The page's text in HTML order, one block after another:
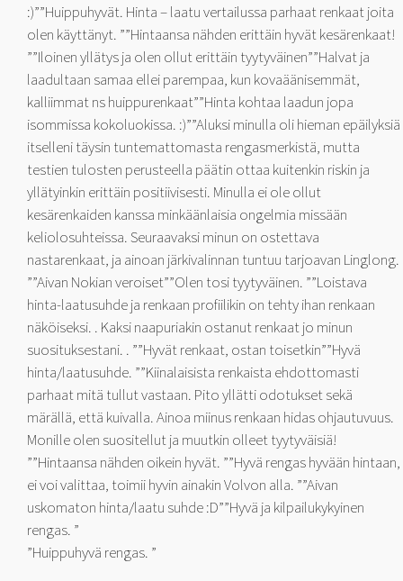
:)””Huippuhyvät. Hinta – laatu vertailussa parhaat renkaat joita
olen käyttänyt. ””Hintaansa nähden erittäin hyvät kesärenkaat!
””Iloinen yllätys ja olen ollut erittäin tyytyväinen””Halvat ja
laadultaan samaa ellei parempaa, kun kovaäänisemmät,
kalliimmat ns huippurenkaat””Hinta kohtaa laadun jopa
isommissa kokoluokissa. :)””Aluksi minulla oli hieman epäilyksiä
itselleni täysin tuntemattomasta rengasmerkistä, mutta
testien tulosten perusteella päätin ottaa kuitenkin riskin ja
yllätyinkin erittäin positiivisesti. Minulla ei ole ollut
kesärenkaiden kanssa minkäänlaisia ongelmia missään
keliolosuhteissa. Seuraavaksi minun on ostettava
nastarenkaat, ja ainoan järkivalinnan tuntuu tarjoavan Linglong.
””Aivan Nokian veroiset””Olen tosi tyytyväinen. ””Loistava
hinta-laatusuhde ja renkaan profiilikin on tehty ihan renkaan
näköiseksi. . Kaksi naapuriakin ostanut renkaat jo minun
suosituksestani. . ””Hyvät renkaat, ostan toisetkin””Hyvä
hinta/laatusuhde. ””Kiinalaisista renkaista ehdottomasti
parhaat mitä tullut vastaan. Pito yllätti odotukset sekä
märällä, että kuivalla. Ainoa miinus renkaan hidas ohjautuvuus.
Monille olen suositellut ja muutkin olleet tyytyväisiä!
””Hintaansa nähden oikein hyvät. ””Hyvä rengas hyvään hintaan,
ei voi valittaa, toimii hyvin ainakin Volvon alla. ””Aivan
uskomaton hinta/laatu suhde :D””Hyvä ja kilpailukykyinen
rengas. ”
”Huippuhyvä rengas. ”